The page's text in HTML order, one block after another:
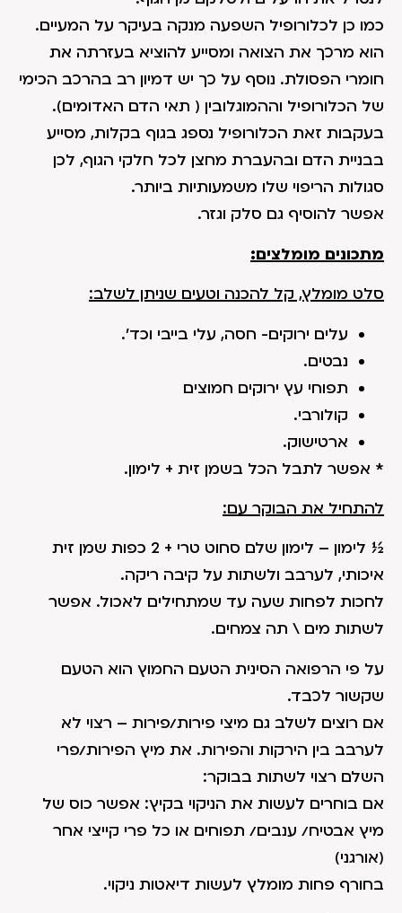
כמו כן לכלורופיל השפעה מנקה בעיקר על המעיים.
הוא מרכך את הצואה ומסייע להוציא בעזרתה את
חומרי הפסולת. נוסף על כך יש דמיון רב בהרכב הכימי
של הכלורופיל וההמוגלובין ( תאי הדם האדומים).
בעקבות זאת הכלורופיל נספג בגוף בקלות, מסייע
בבניית הדם ובהעברת מחצן לכל חלקי הגוף, לכן
סגולות הריפוי שלו משמעותיות ביותר.
אפשר להוסיף גם סלק וגזר.
מתכונים מומלצים:
סלט מומלץ, קל להכנה וטעים שניתן לשלב:
עלים ירוקים- חסה, עלי בייבי וכד'.
נבטים.
תפוחי עץ ירוקים חמוצים
קולורבי.
ארטישוק.
* אפשר לתבל הכל בשמן זית + לימון.
להתחיל את הבוקר עם:
½ לימון – לימון שלם סחוט טרי + 2 כפות שמן זית
איכותי, לערבב ולשתות על קיבה ריקה.
לחכות לפחות שעה עד שמתחילים לאכול. אפשר
לשתות מים \ תה צמחים.
על פי הרפואה הסינית הטעם החמוץ הוא הטעם
שקשור לכבד.
אם רוצים לשלב גם מיצי פירות/פירות – רצוי לא
לערבב בין הירקות והפירות. את מיץ הפירות/פרי
השלם רצוי לשתות בבוקר:
אם בוחרים לעשות את הניקוי בקיץ: אפשר כוס של
מיץ אבטיח/ ענבים/ תפוחים או כל פרי קייצי אחר
(אורגני)
בחורף פחות מומלץ לעשות דיאטות ניקוי.